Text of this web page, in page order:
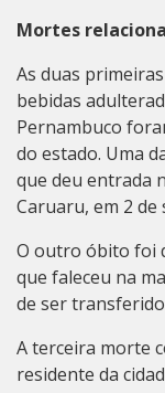
Mortes
As duas
bebidas
Pernambuco
do estado. Uma
que deu entrada
Caruaru, em 2
O outro óbito foi
que faleceu na
de ser
A terceira morte
residente da